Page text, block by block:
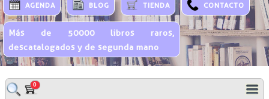
AGENDA BLOG TIENDA CONTACTO
Más de 50000 libros raros,
descatalogados y de segunda mano
0